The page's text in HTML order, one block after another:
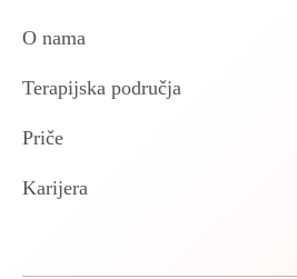
O nama
Terapijska područja
Priče
Karijera